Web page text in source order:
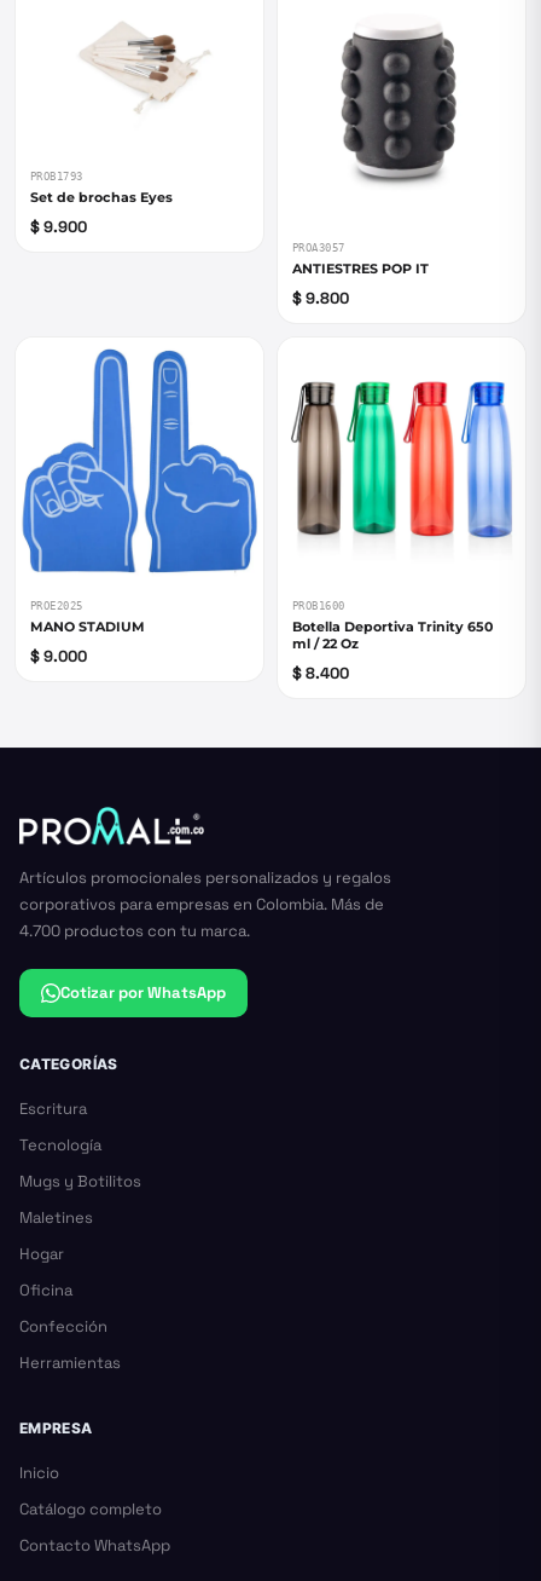
PROB1793
Set de brochas Eyes
$ 9.900
PROA3057
ANTIESTRES POP IT
$ 9.800
PROE2025
MANO STADIUM
$ 9.000
PROB1600
Botella Deportiva Trinity 650
ml / 22 Oz
$ 8.400
Artículos promocionales personalizados y regalos
corporativos para empresas en Colombia. Más de
4.700 productos con tu marca.
Cotizar por WhatsApp
CATEGORÍAS
Escritura
Tecnología
Mugs y Botilitos
Maletines
Hogar
Oficina
Confección
Herramientas
EMPRESA
Inicio
Catálogo completo
Contacto WhatsApp